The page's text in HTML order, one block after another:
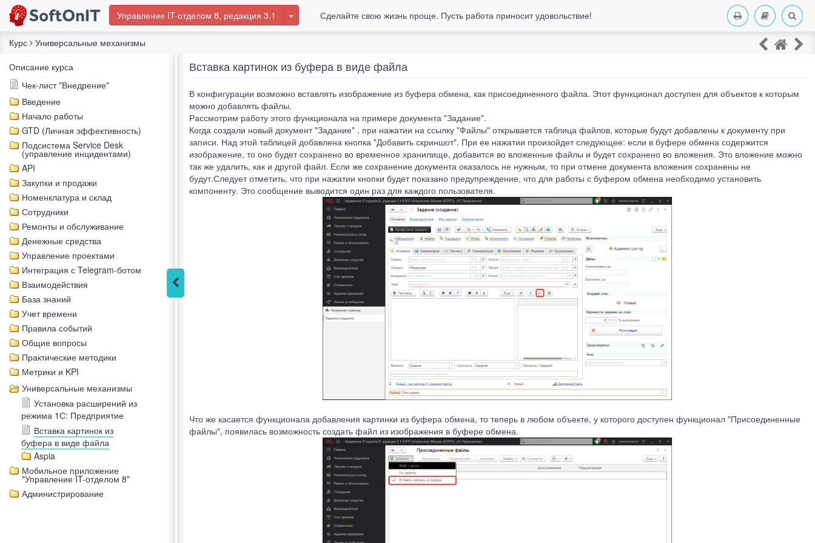
Управление IT-отделом 8, редакция 3.1 Сделайте свою жизнь проще. Пусть работа приносит удовольствие!
Курс
Универсальные механизмы
Описание курса
Чек-лист "Внедрение"
Введение
Начало работы
GTD (Личная эффективность)
Подсистема Service Desk
(управление инцидентами)
API
Закупки и продажи
Номенклатура и склад
Сотрудники
Ремонты и обслуживание
Денежные средства
Управление проектами
Интеграция с Telegram-ботом
Взаимодействия
База знаний
Учет времени
Правила событий
Общие вопросы
Практические методики
Метрики и KPI
Универсальные механизмы
Установка расширений из
режима 1С: Предприятие
Вставка картинок из
буфера в виде файла
Aspia
Мобильное приложение
"Управление IT-отделом 8"
Администрирование
Вставка картинок из буфера в виде файла
В конфигурации возможно вставлять изображение из буфера обмена, как присоединенного файла. Этот функционал доступен для объектов к которым
можно добавлять файлы.
Рассмотрим работу этого функционала на примере документа "Задание".
Когда создали новый документ "Задание" , при нажатии на ссылку "Файлы" открывается таблица файлов, которые будут добавлены к документу при
записи. Над этой таблицей добавлена кнопка "Добавить скриншот". При ее нажатии произойдет следующее: если в буфере обмена содержится
изображение, то оно будет сохранено во временное хранилище, добавится во вложенные файлы и будет сохранено во вложения. Это вложение можно
так же удалить, как и другой файл. Если же сохранение документа оказалось не нужным, то при отмене документа вложения сохранены не
будут.Следует отметить, что при нажатии кнопки будет показано предупреждение, что для работы с буфером обмена необходимо установить
компоненту. Это сообщение выводится один раз для каждого пользователя.
Что же касается функционала добавления картинки из буфера обмена, то теперь в любом объекте, у которого доступен функционал "Присоединенные
файлы", появилась возможность создать файл из изображения в буфере обмена.